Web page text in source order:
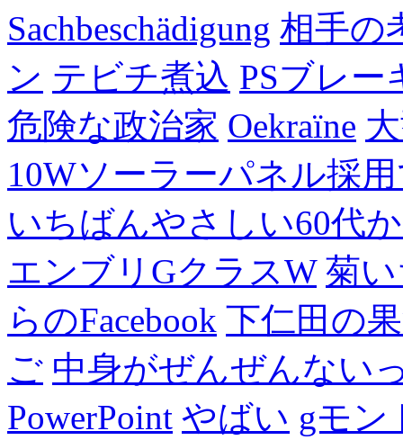
Sachbeschädigung 相手の
ン テビチ煮込 PSブレー
危険な政治家 Oekraïne
10Wソーラーパネル採
いちばんやさしい60代
エンブリGクラスW 菊
らのFacebook 下仁田の
ご 中身がぜんぜんない
PowerPoint やばい gモン